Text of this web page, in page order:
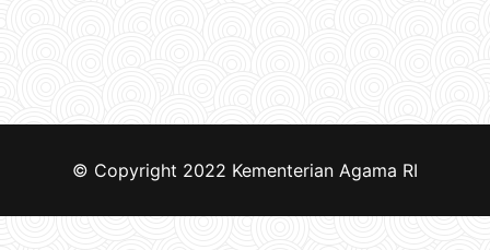
© Copyright 2022 Kementerian Agama RI